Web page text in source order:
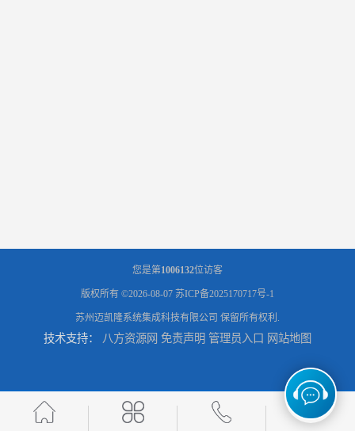
您是第1006132位访客
版权所有 ©2026-08-07 苏ICP备2025170717号-1
苏州迈凯隆系统集成科技有限公司 保留所有权利.
技术支持： 八方资源网 免责声明 管理员入口 网站地图